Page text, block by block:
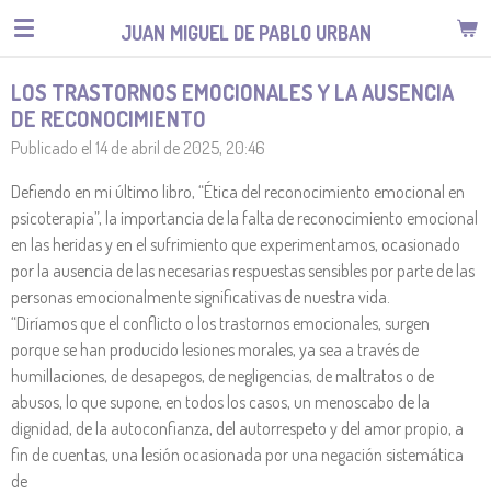
Ir
principal
JUAN MIGUEL DE PABLO URBAN
LOS TRASTORNOS EMOCIONALES Y LA AUSENCIA
DE RECONOCIMIENTO
Publicado el 14 de abril de 2025, 20:46
Defiendo en mi último libro, “Ética del reconocimiento emocional en
psicoterapia”, la importancia de la falta de reconocimiento emocional
en las heridas y en el sufrimiento que experimentamos, ocasionado
por la ausencia de las necesarias respuestas sensibles por parte de las
personas emocionalmente significativas de nuestra vida.
“Diríamos que el conflicto o los trastornos emocionales, surgen
porque se han producido lesiones morales, ya sea a través de
humillaciones, de desapegos, de negligencias, de maltratos o de
abusos, lo que supone, en todos los casos, un menoscabo de la
dignidad, de la autoconfianza, del autorrespeto y del amor propio, a
fin de cuentas, una lesión ocasionada por una negación sistemática
de